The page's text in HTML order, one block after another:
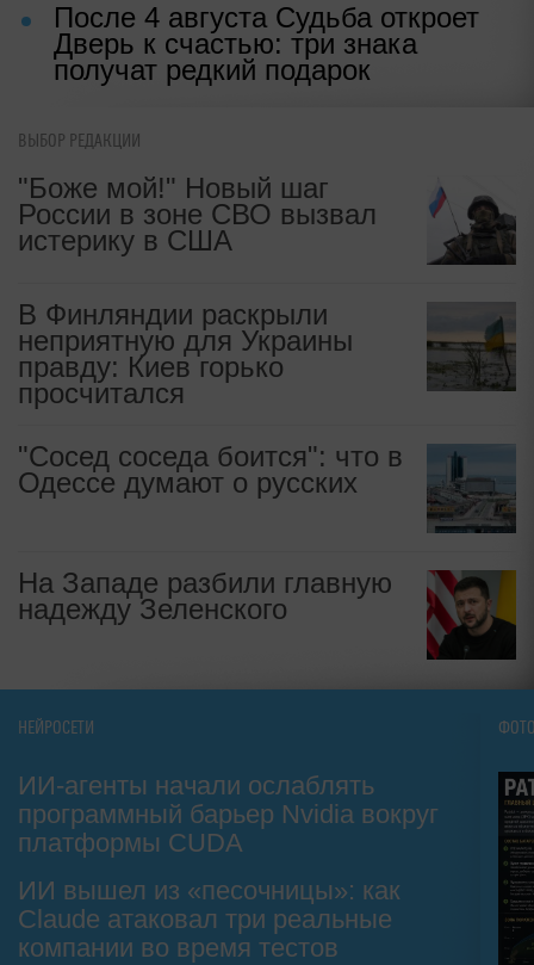
После 4 августа Судьба откроет
Дверь к счастью: три знака
получат редкий подарок
ВЫБОР РЕДАКЦИИ
"Боже мой!" Новый шаг
России в зоне СВО вызвал
истерику в США
В Финляндии раскрыли
неприятную для Украины
правду: Киев горько
просчитался
"Сосед соседа боится": что в
Одессе думают о русских
На Западе разбили главную
надежду Зеленского
НЕЙРОСЕТИ
ИИ-агенты начали ослаблять
программный барьер Nvidia вокруг
платформы CUDA
ИИ вышел из «песочницы»: как
Claude атаковал три реальные
компании во время тестов